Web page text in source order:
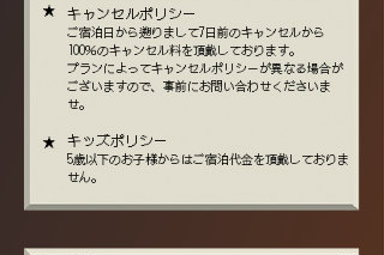
★
★
キャンセルポリシー
ご宿泊日から遡りまして7日前のキャンセルから
100％のキャンセル料を頂戴しております。
プランによってキャンセルポリシーが異なる場合が
ございますので、事前にお問い合わせくださいま
せ。
キッズポリシー
5歳以下のお子様からはご宿泊代金を頂戴しておりま
せん。